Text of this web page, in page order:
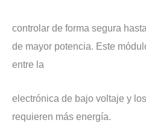
controlar de forma segura
de mayor potencia. Este
entre la
electrónica de bajo voltaje y
requieren más energía.